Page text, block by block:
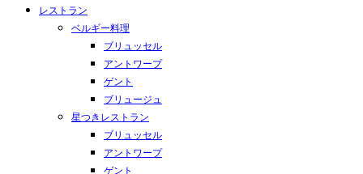
レストラン
ベルギー料理
ブリュッセル
アントワープ
ゲント
ブリュージュ
星つきレストラン
ブリュッセル
アントワープ
ゲント